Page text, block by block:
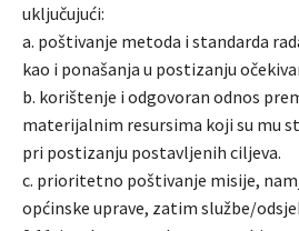
uključujući:
a. poštivanje metoda i standarda
kao i ponašanja u postizanju
b. korištenje i odgovoran odnos
materijalnim resursima koji su mu
pri postizanju postavljenih ciljeva.
c. prioritetno poštivanje misije,
općinske uprave, zatim službe/